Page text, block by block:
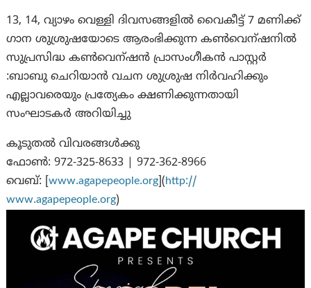
13, 14, വ്യാഴം വെള്ളി ദിവസങ്ങളിൽ വൈകീട്ട് 7 മണിക്ക്
ഗാന ശുശ്രുഷയോടെ ആരംഭിക്കുന്ന കൺവെന്ഷനിൽ
സുപ്രസിദ്ധ കൺവെന്ഷൻ പ്രാസംഗീകൻ പാസ്റ്റർ
:ബാബു ചെറിയാൻ വചന ശുശ്രുഷ നിർവഹിക്കും
എല്ലാവരെയും പ്രത്യേകം ക്ഷണിക്കുന്നതായി
സംഘാടകർ അറിയിച്ചു
കൂടുതൽ വിവരങ്ങൾക്കു
ഫോൺ: 972-325-8633 | 972-362-8966
വെബ്: [www.agapepeople.org ](http://
www.agapepeople.org)